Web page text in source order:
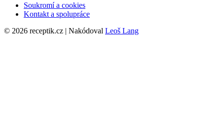
Soukromí a cookies
Kontakt a spolupráce
© 2026 receptik.cz | Nakódoval Leoš Lang